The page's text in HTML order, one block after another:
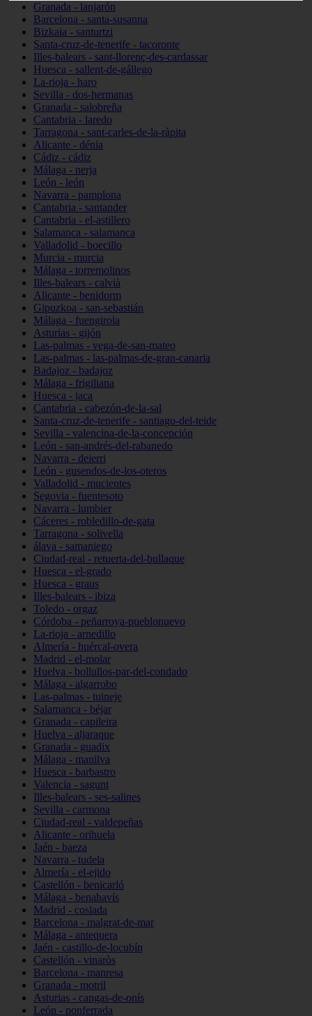
Granada - lanjarón
Barcelona - santa-susanna
Bizkaia - santurtzi
Santa-cruz-de-tenerife - tacoronte
Illes-balears - sant-llorenç-des-cardassar
Huesca - sallent-de-gállego
La-rioja - haro
Sevilla - dos-hermanas
Granada - salobreña
Cantabria - laredo
Tarragona - sant-carles-de-la-ràpita
Alicante - dénia
Cádiz - cádiz
Málaga - nerja
León - león
Navarra - pamplona
Cantabria - santander
Cantabria - el-astillero
Salamanca - salamanca
Valladolid - boecillo
Murcia - murcia
Málaga - torremolinos
Illes-balears - calvià
Alicante - benidorm
Gipuzkoa - san-sebastián
Málaga - fuengirola
Asturias - gijón
Las-palmas - vega-de-san-mateo
Las-palmas - las-palmas-de-gran-canaria
Badajoz - badajoz
Málaga - frigiliana
Huesca - jaca
Cantabria - cabezón-de-la-sal
Santa-cruz-de-tenerife - santiago-del-teide
Sevilla - valencina-de-la-concepción
León - san-andrés-del-rabanedo
Navarra - deierri
León - gusendos-de-los-oteros
Valladolid - mucientes
Segovia - fuentesoto
Navarra - lumbier
Cáceres - robledillo-de-gata
Tarragona - solivella
álava - samaniego
Ciudad-real - retuerta-del-bullaque
Huesca - el-grado
Huesca - graus
Illes-balears - ibiza
Toledo - orgaz
Córdoba - peñarroya-pueblonuevo
La-rioja - arnedillo
Almería - huércal-overa
Madrid - el-molar
Huelva - bollullos-par-del-condado
Málaga - algarrobo
Las-palmas - tuineje
Salamanca - béjar
Granada - capileira
Huelva - aljaraque
Granada - guadix
Málaga - manilva
Huesca - barbastro
Valencia - sagunt
Illes-balears - ses-salines
Sevilla - carmona
Ciudad-real - valdepeñas
Alicante - orihuela
Jaén - baeza
Navarra - tudela
Almería - el-ejido
Castellón - benicarló
Málaga - benahavís
Madrid - coslada
Barcelona - malgrat-de-mar
Málaga - antequera
Jaén - castillo-de-locubín
Castellón - vinaròs
Barcelona - manresa
Granada - motril
Asturias - cangas-de-onís
León - ponferrada